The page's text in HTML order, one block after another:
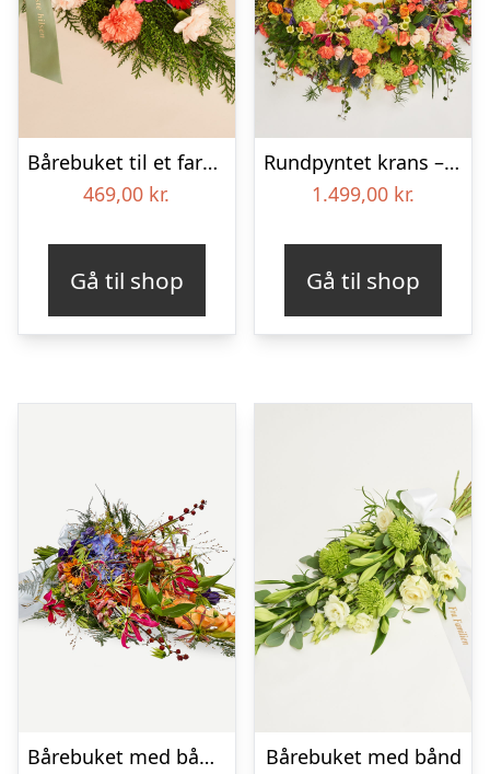
Bårebuket til et farverigt minde med bånd
469,00 kr.
Gå til shop
Rundpyntet krans – Et farverigt farvel
1.499,00 kr.
Gå til shop
Bårebuket med bånd – Et farverigt farvel
Bårebuket med bånd